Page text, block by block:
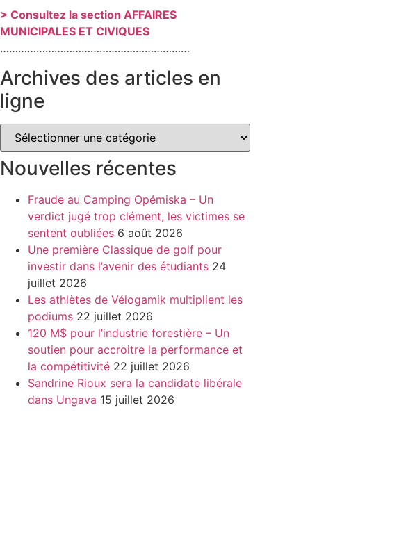
> Consultez la section AFFAIRES
MUNICIPALES ET CIVIQUES
………………………………………………………
Archives des articles en
ligne
Nouvelles récentes
Fraude au Camping Opémiska – Un
verdict jugé trop clément, les victimes se
sentent oubliées 6 août 2026
Une première Classique de golf pour
investir dans l’avenir des étudiants 24
juillet 2026
Les athlètes de Vélogamik multiplient les
podiums 22 juillet 2026
120 M$ pour l’industrie forestière – Un
soutien pour accroitre la performance et
la compétitivité 22 juillet 2026
Sandrine Rioux sera la candidate libérale
dans Ungava 15 juillet 2026